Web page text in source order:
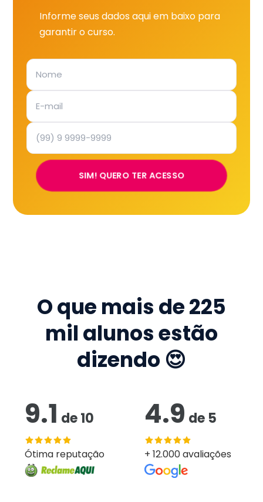
Informe seus dados aqui em baixo para
garantir o curso.
SIM! QUERO TER ACESSO
O que mais de225
mil alunos estão
dizendo 😍
9.1 de10
Ótima reputação
4.9 de 5
+ 12.000 avaliações